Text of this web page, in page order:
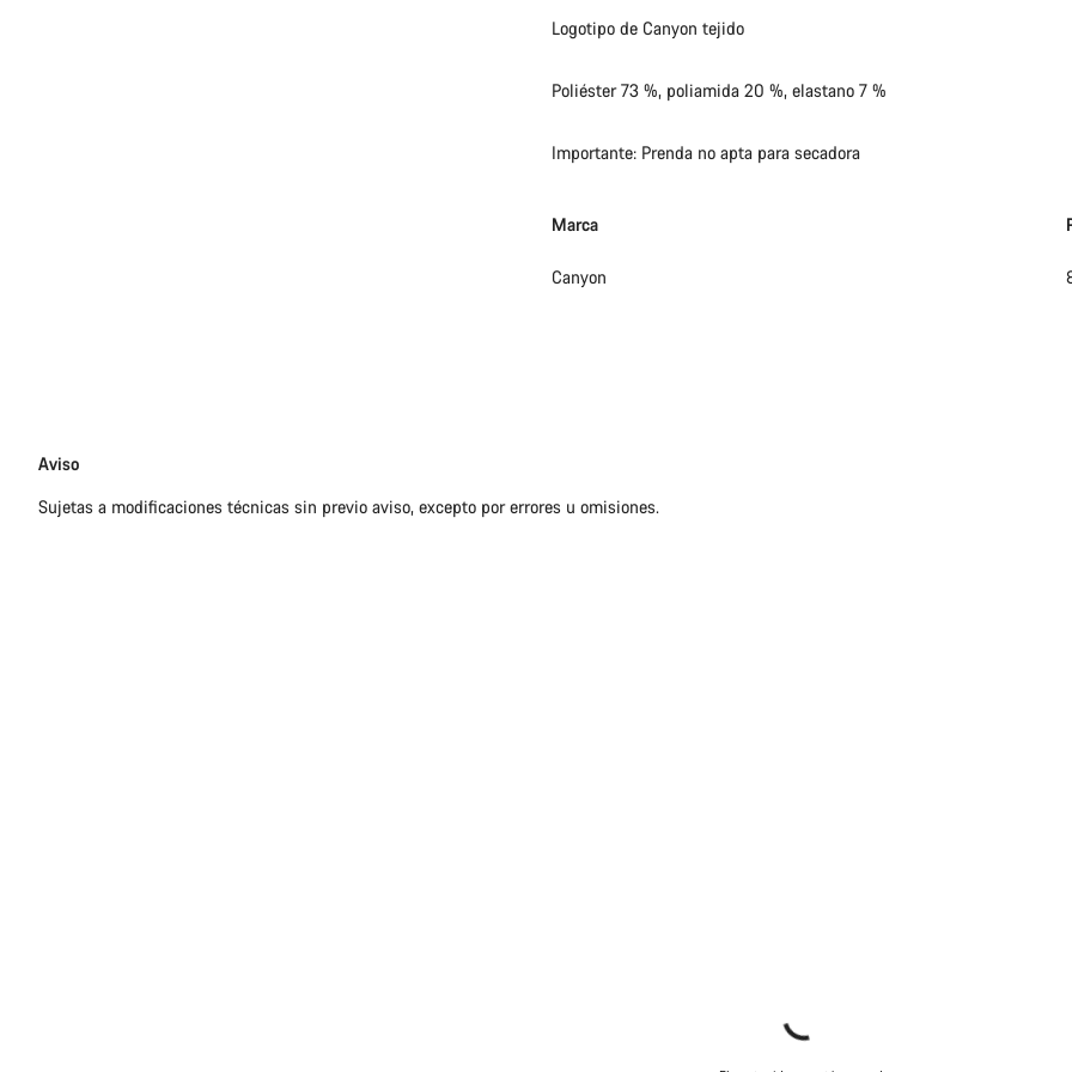
Logotipo de Canyon tejido
Poliéster 73 %, poliamida 20 %, elastano 7 %
Importante: Prenda no apta para secadora
Marca
Canyon
Exención
responsabilidades
Aviso
Sujetas a modificaciones técnicas sin previo aviso, excepto por errores u omisiones.